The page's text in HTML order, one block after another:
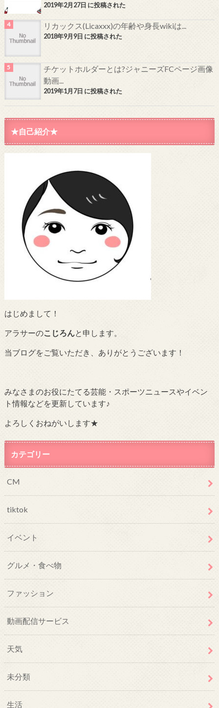
2019年2月27日 に投稿された
リカックス(Licaxxx)の年齢や身長wikiは...
2018年9月9日 に投稿された
チケットホルダーとは?ジャニーズFCページ画像
動画...
2019年1月7日 に投稿された
★自己紹介★
はじめまして！
アラサーのこじろんと申します。
当ブログをご覧いただき、ありがとうございます！
みなさまのお役にたてる芸能・スポーツニュースやイベン
ト情報などを更新しています♪
よろしくおねがいします★
カテゴリー
CM
tiktok
イベント
グルメ・食べ物
ファッション
動画配信サービス
天気
未分類
生活